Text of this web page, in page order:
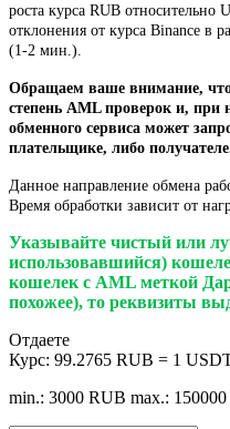
роста курса RUB
отклонения от курса Binance в
(1-2 мин.).
Обращаем ваше внимание,
степень AML проверок и, при
обменного сервиса может
плательщике, либо
Данное направление обмена
Время обработки зависит от
Указывайте чистый или
использовавшийся)
кошелек с AML меткой
похожее), то реквизиты
Отдаете
Курс: 99.2765 RUB = 1
min.: 3000 RUB max.: